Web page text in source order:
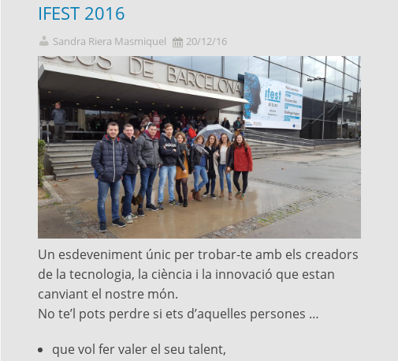
IFEST 2016
Sandra Riera Masmiquel 20/12/16
Un esdeveniment únic per trobar-te amb els creadors
de la tecnologia, la ciència i la innovació que estan
canviant el nostre món.
No te’l pots perdre si ets d’aquelles persones …
que vol fer valer el seu talent,